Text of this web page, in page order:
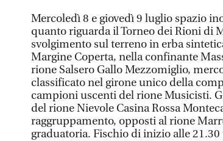
Mercoledì 8 e giovedì 9 luglio spazio
quanto riguarda il Torneo dei Rioni di
svolgimento sul terreno in erba
Margine Coperta, nella confinante
rione Salsero Gallo Mezzomiglio,
classificato nel girone unico della
campioni uscenti del rione Musicisti.
del rione Nievole Casina Rossa
raggruppamento, opposti al rione
graduatoria. Fischio di inizio alle